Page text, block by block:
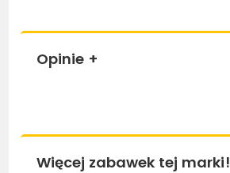
Opinie +
Więcej zabawek tej marki!